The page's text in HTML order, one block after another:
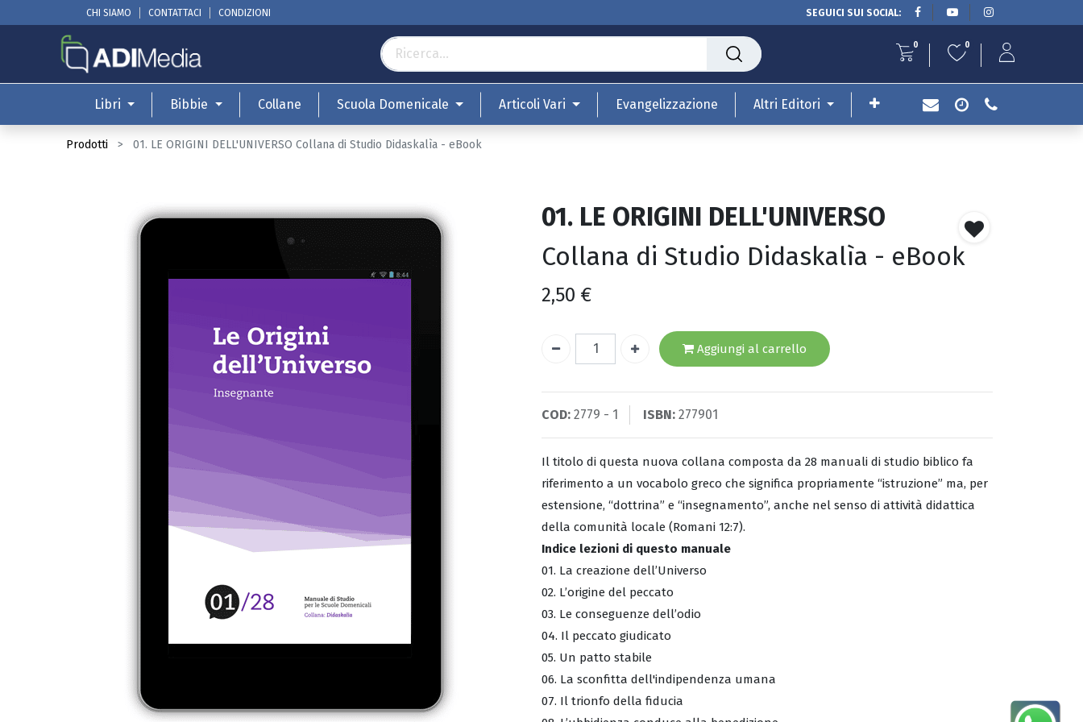
CHI SIAMO CONTATTACI CONDIZIONI SEGUICI SUI SOCIAL:
0 0
Libri Bibbie Collane Scuola Domenicale Articoli Vari Evangelizzazione Altri Editori
Prodotti 01. LE ORIGINI DELL'UNIVERSO Collana di Studio Didaskalìa - eBook
01. LE ORIGINI DELL'UNIVERSO
Collana di Studio Didaskalìa - eBook
2,50 €
Aggiungi al carrello
COD: 2779 - 1 ISBN: 277901
Il titolo di questa nuova collana composta da 28 manuali di studio biblico fa
riferimento a un vocabolo greco che significa propriamente “istruzione” ma, per
estensione, “dottrina” e “insegnamento”, anche nel senso di attività didattica
della comunità locale (Romani 12:7).
Indice lezioni di questo manuale
01. La creazione dell’Universo
02. L’origine del peccato
03. Le conseguenze dell’odio
04. Il peccato giudicato
05. Un patto stabile
06. La sconfitta dell'indipendenza umana
07. Il trionfo della fiducia